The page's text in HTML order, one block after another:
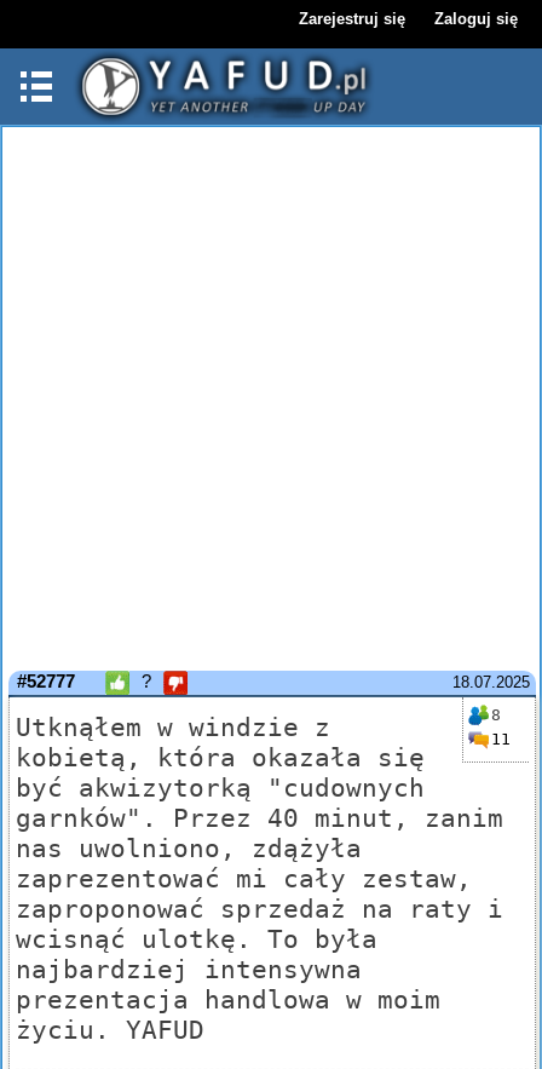
Zarejestruj się Zaloguj się
18.07.2025
#52777 ?
8
11
Utknąłem w windzie z
kobietą, która okazała się
być akwizytorką "cudownych
garnków". Przez 40 minut, zanim
nas uwolniono, zdążyła
zaprezentować mi cały zestaw,
zaproponować sprzedaż na raty i
wcisnąć ulotkę. To była
najbardziej intensywna
prezentacja handlowa w moim
życiu. YAFUD